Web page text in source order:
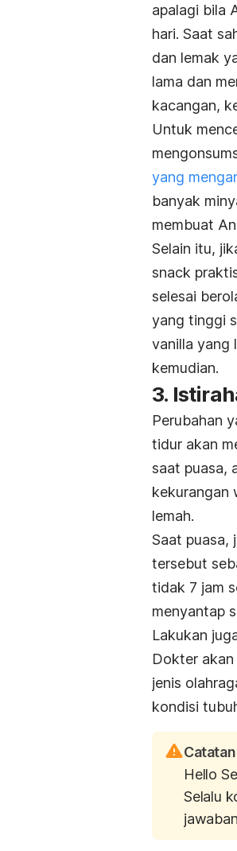
apalagi bila
hari. Saat
dan lemak
lama dan
kacangan,
Untuk
yang
banyak
membuat
Selain itu,
snack
selesai
yang tinggi
vanilla yang
kemudian.
3.
Perubahan
tidur akan
saat puasa,
kekurangan
lemah.
Saat puasa,
tersebut
tidak 7 jam
menyantap
Lakukan
Dokter akan
jenis
kondisi
Catatan
Hello
Selalu